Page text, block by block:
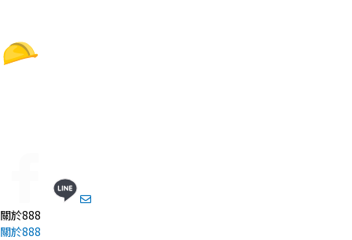
關於888
關於888